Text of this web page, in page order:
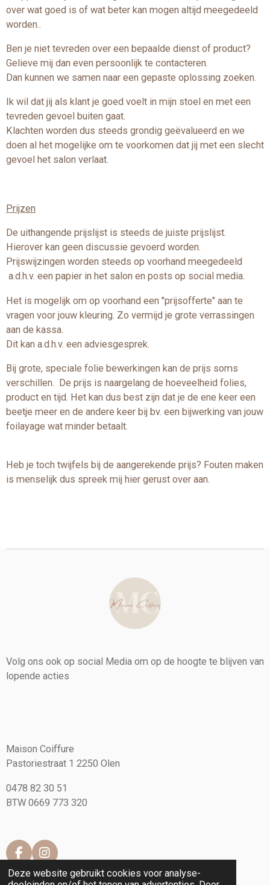
Deze website gebruikt cookies voor analyse-
over wat goed is of wat beter kan mogen altijd meegedeeld
worden..
Ben je niet tevreden over een bepaalde dienst of product?
Gelieve mij dan even persoonlijk te contacteren.
Dan kunnen we samen naar een gepaste oplossing zoeken.
Ik wil dat jij als klant je goed voelt in mijn stoel en met een
tevreden gevoel buiten gaat.
Klachten worden dus steeds grondig geëvalueerd en we
doen al het mogelijke om te voorkomen dat jij met een slecht
gevoel het salon verlaat.
Prijzen
De uithangende prijslijst is steeds de juiste prijslijst.
Hierover kan geen discussie gevoerd worden.
Prijswijzingen worden steeds op voorhand meegedeeld
a.d.h.v. een papier in het salon en posts op social media.
Het is mogelijk om op voorhand een "prijsofferte" aan te
vragen voor jouw kleuring. Zo vermijd je grote verrassingen
aan de kassa.
Dit kan a.d.h.v. een adviesgesprek.
Bij grote, speciale folie bewerkingen kan de prijs soms
verschillen. De prijs is naargelang de hoeveelheid folies,
product en tijd. Het kan dus best zijn dat je de ene keer een
beetje meer en de andere keer bij bv. een bijwerking van jouw
foilayage wat minder betaalt.
Heb je toch twijfels bij de aangerekende prijs? Fouten maken
is menselijk dus spreek mij hier gerust over aan.
Volg ons ook op social Media om op de hoogte te blijven van
lopende acties
Maison Coiffure
Pastoriestraat 1 2250 Olen
0478 82 30 51
BTW 0669 773 320
F
a
c
I
n
s